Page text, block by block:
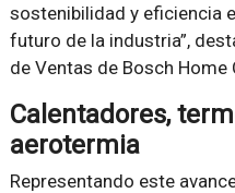
sostenibilidad y eficiencia
futuro de la industria”,
de Ventas de Bosch Home
Calentadores,
aerotermia
Representando este